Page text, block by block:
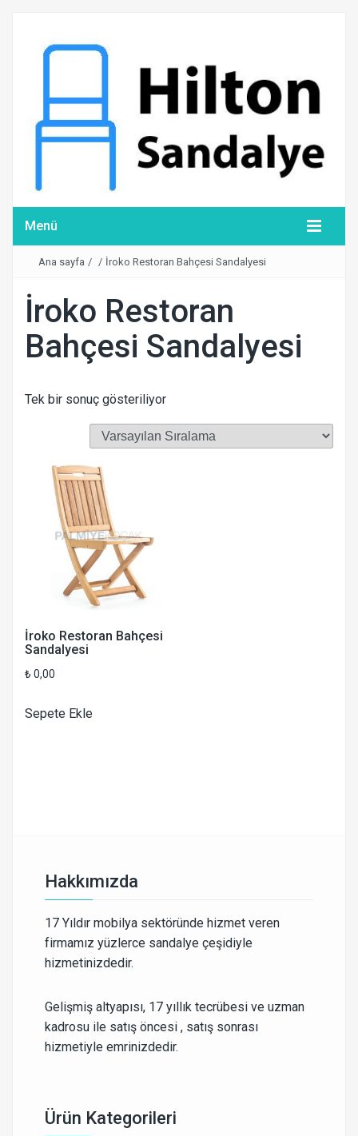
Menü
Ana sayfa / / İroko Restoran Bahçesi Sandalyesi
İroko Restoran
Bahçesi Sandalyesi
Tek bir sonuç gösteriliyor
İroko Restoran Bahçesi
Sandalyesi
₺ 0,00
Sepete Ekle
Hakkımızda
17 Yıldır mobilya sektöründe hizmet veren
firmamız yüzlerce sandalye çeşidiyle
hizmetinizdedir.
Gelişmiş altyapısı, 17 yıllık tecrübesi ve uzman
kadrosu ile satış öncesi , satış sonrası
hizmetiyle emrinizdedir.
Ürün Kategorileri